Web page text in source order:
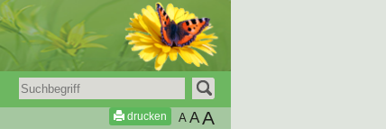
drucken A AA